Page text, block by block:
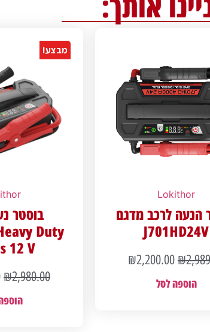
Lokithor
הנעה לרכב מדגם
J701HD24V
₪
₪2,200.00
הוספה לסל
מבצע!
בוסטר
Duty
12 V
₪2,980.00